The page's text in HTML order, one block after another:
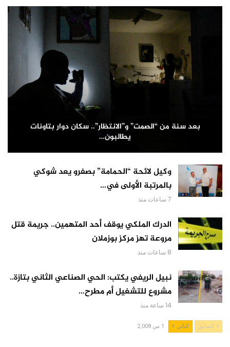
بعد سنة من “الصمت” و”الانتظار”.. سكان دوار بتاونات
يطالبون…
وكيل لائحة “الحمامة” بصفرو يعد شوكي
بالمرتبة الأولى في…
7 ساعات منذ
الدرك الملكي يوقف أحد المتهمين.. جريمة قتل
مروعة تهز مركز بوزملان
8 ساعات منذ
نبيل الريفي يكتب: الحي الصناعي الثاني بتازة..
مشروع للتشغيل أم مطرح…
14 ساعة منذ
السابق التالي 1 من 2,008